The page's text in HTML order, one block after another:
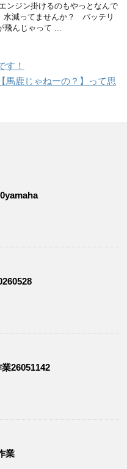
ンジン掛けるのもやっとなんで
減ってませんか？ バッテリ
んじゃって ...
す！
馬鹿じゃねーの？】って思
26051142
業